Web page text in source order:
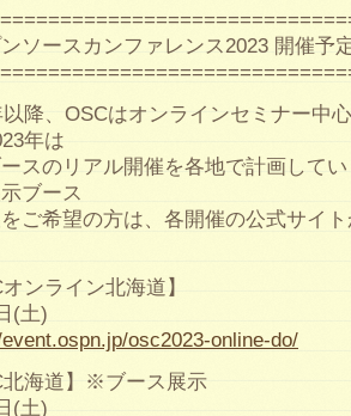
ソースカンファレンス2023 開催予
以降、OSCはオンラインセミナー中
年は
スのリアル開催を各地で計画して
ブース
ご希望の方は、各開催の公式サイ
オンライン北海道】
(土)
osc2023-online-do/
北海道】※ブース展示
(土)